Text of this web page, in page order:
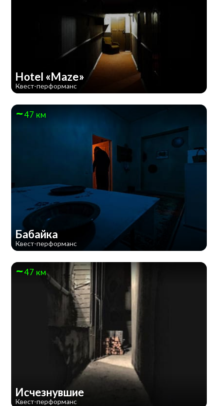
Hotel «Maze»
Квест-перформанс
47 км
Бабайка
Квест-перформанс
47 км
Исчезнувшие
Квест-перформанс